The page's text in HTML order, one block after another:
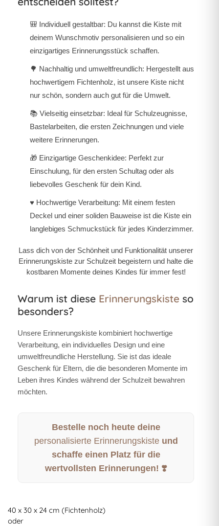
🎒 Individuell gestaltbar: Du kannst die Kiste mit
deinem Wunschmotiv personalisieren und so ein
einzigartiges Erinnerungsstück schaffen.
🌳 Nachhaltig und umweltfreundlich: Hergestellt aus
hochwertigem Fichtenholz, ist unsere Kiste nicht
nur schön, sondern auch gut für die Umwelt.
📚 Vielseitig einsetzbar: Ideal für Schulzeugnisse,
Bastelarbeiten, die ersten Zeichnungen und viele
weitere Erinnerungen.
🎁 Einzigartige Geschenkidee: Perfekt zur
Einschulung, für den ersten Schultag oder als
liebevolles Geschenk für dein Kind.
♥️ Hochwertige Verarbeitung: Mit einem festen
Deckel und einer soliden Bauweise ist die Kiste ein
langlebiges Schmuckstück für jedes Kinderzimmer.
Lass dich von der Schönheit und Funktionalität unserer
Erinnerungskiste zur Schulzeit begeistern und halte die
kostbaren Momente deines Kindes für immer fest!
Warum ist diese Erinnerungskiste so
besonders?
Unsere Erinnerungskiste kombiniert hochwertige
Verarbeitung, ein individuelles Design und eine
umweltfreundliche Herstellung. Sie ist das ideale
Geschenk für Eltern, die die besonderen Momente im
Leben ihres Kindes während der Schulzeit bewahren
möchten.
Bestelle noch heute deine
personalisierte Erinnerungskisteund
schaffe einen Platz für die
wertvollsten Erinnerungen! ❣️
40 x 30 x 24 cm (Fichtenholz)
oder